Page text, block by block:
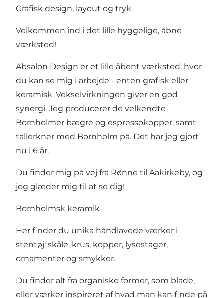
Grafisk design, layout og tryk.
Velkommen ind i det lille hyggelige, åbne
værksted!
Absalon Design er et lille åbent værksted, hvor
du kan se mig i arbejde - enten grafisk eller
keramisk. Vekselvirkningen giver en god
synergi. Jeg producerer de velkendte
Bornholmer bægre og espressokopper, samt
tallerkner med Bornholm på. Det har jeg gjort
nu i 6 år.
Du finder mig på vej fra Rønne til Aakirkeby, og
jeg glæder mig til at se dig!
Bornholmsk keramik
Her finder du unika håndlavede værker i
stentøj: skåle, krus, kopper, lysestager,
ornamenter og smykker.
Du finder alt fra organiske former, som blade,
eller værker inspireret af hvad man kan finde på